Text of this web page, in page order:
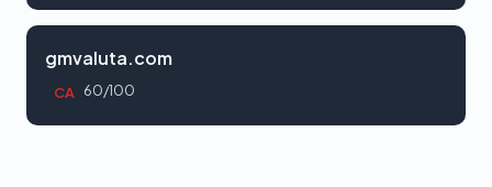
gmvaluta.com
CA 60/100